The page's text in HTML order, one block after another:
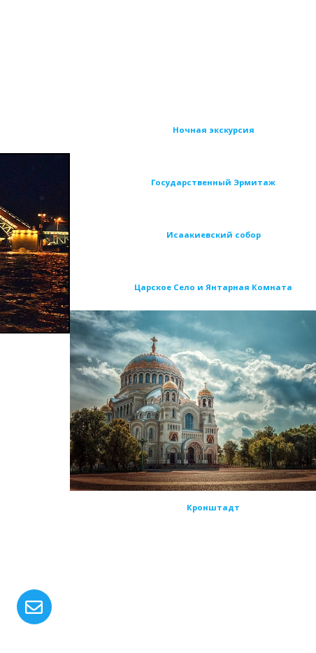
Ночная экскурсия
Государственный Эрмитаж
Исаакиевский собор
Царское Село и Янтарная Комната
Кронштадт